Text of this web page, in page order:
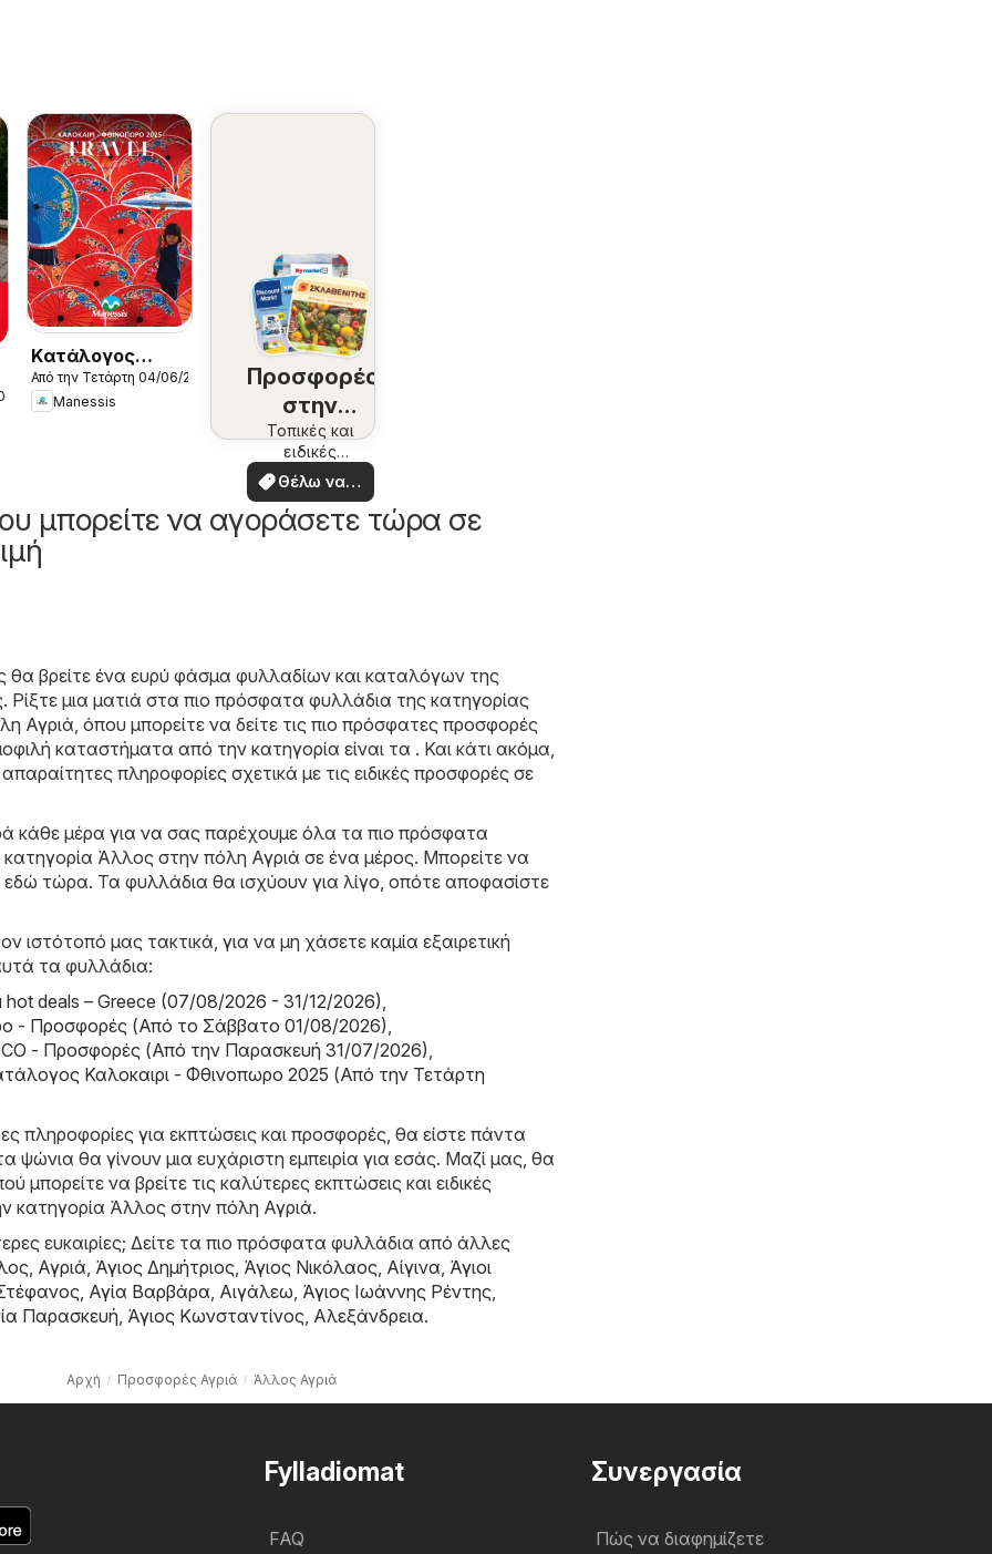
2026
Kατάλογος
Καλοκαιρι -
Φθινοπωρο 2025
Από την Τετάρτη 04/06/2025
Manessis
Προσφορές
στην
περιοχή
σας
Τοπικές και
ειδικές
προσφορές
Θέλω να
δω
μπορείτε να αγοράσετε τώρα σε
θα βρείτε ένα ευρύ φάσμα φυλλαδίων και καταλόγων της
. Ρίξτε μια ματιά στα πιο πρόσφατα φυλλάδια της κατηγορίας
Αγριά, όπου μπορείτε να δείτε τις πιο πρόσφατες προσφορές
καταστήματα από την κατηγορία είναι τα . Και κάτι ακόμα,
πληροφορίες σχετικά με τις ειδικές προσφορές σε
κάθε μέρα για να σας παρέχουμε όλα τα πιο πρόσφατα
Άλλος στην πόλη Αγριά σε ένα μέρος. Μπορείτε να
εδώ τώρα. Τα φυλλάδια θα ισχύουν για λίγο, οπότε αποφασίστε
ιστότοπό μας τακτικά, για να μη χάσετε καμία εξαιρετική
τα φυλλάδια:
hot deals – Greece (07/08/2026 - 31/12/2026)
- Προσφορές (Από το Σάββατο 01/08/2026)
- Προσφορές (Από την Παρασκευή 31/07/2026)
Καλοκαιρι - Φθινοπωρο 2025 (Από την Τετάρτη
πληροφορίες για εκπτώσεις και προσφορές, θα είστε πάντα
ψώνια θα γίνουν μια ευχάριστη εμπειρία για εσάς. Μαζί μας, θα
μπορείτε να βρείτε τις καλύτερες εκπτώσεις και ειδικές
κατηγορία Άλλος στην πόλη Αγριά.
ευκαιρίες; Δείτε τα πιο πρόσφατα φυλλάδια από άλλες
Αγριά Άγιος Δημήτριος Άγιος Νικόλαος Αίγινα Άγιοι
Αγία Βαρβάρα Αιγάλεω Άγιος Ιωάννης Ρέντης
Παρασκευή Άγιος Κωνσταντίνος Αλεξάνδρεια.
Αρχή Προσφορές Αγριά Άλλος Αγριά
Fylladiomat
FAQ
Συνεργασία
Πώς να διαφημίζετε